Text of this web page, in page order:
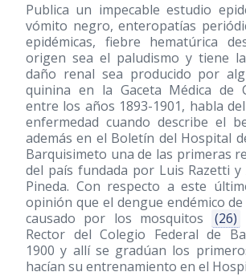
Publica un impecable estudio
vómito negro, enteropatías
epidémicas, fiebre hematúrica
origen sea el paludismo y tiene
daño renal sea producido por
quinina en la Gaceta Médica de
entre los años 1893-1901, habla
enfermedad cuando describe el
además en el Boletín del Hospital
Barquisimeto una de las primeras
del país fundada por Luis Razetti
Pineda. Con respecto a este
opinión que el dengue endémico de
causado por los mosquitos
(26)
Rector del Colegio Federal de
1900 y allí se gradúan los
hacían su entrenamiento en el